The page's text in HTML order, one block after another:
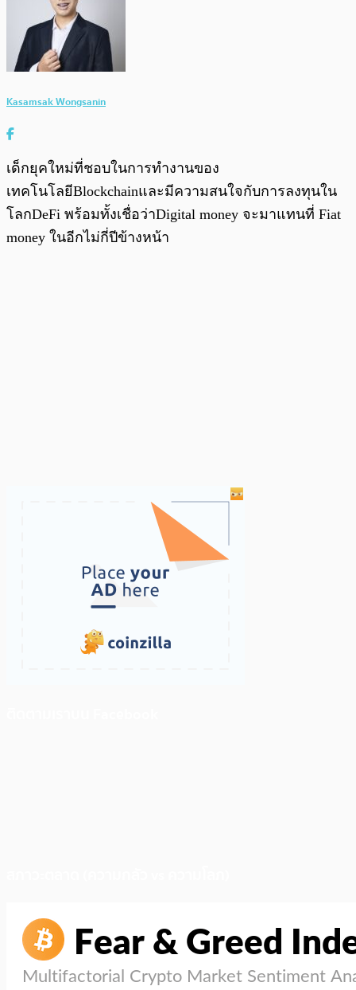
Kasamsak Wongsanin
เด็กยุคใหม่ที่ชอบในการทำงานของ
เทคโนโลยีBlockchainและมีความสนใจกับการลงทุนใน
โลกDeFi พร้อมทั้งเชื่อว่าDigital money จะมาแทนที่ Fiat
money ในอีกไม่กี่ปีข้างหน้า